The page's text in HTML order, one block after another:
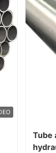
Tube